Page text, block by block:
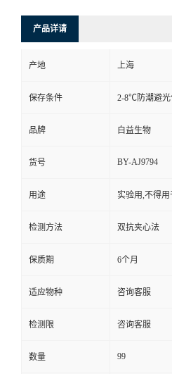
产品详请
产地 上海
保存条件 2-8℃防潮避光
品牌 白益生物
货号 BY-AJ9794
用途 实验用,不得用
检测方法 双抗夹心法
保质期 6个月
适应物种 咨询客服
检测限 咨询客服
数量 99